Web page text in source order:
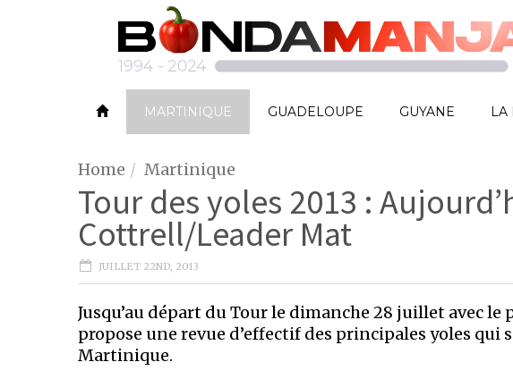
MARTINIQUE GUADELOUPE GUYANE LA
Home Martinique
Tour des yoles 2013 :
Cottrell/Leader Mat
JUILLET 22ND, 2013
Jusqu’au départ du Tour le dimanche 28 juillet avec le
propose une revue d’effectif des principales yoles qui
Martinique.